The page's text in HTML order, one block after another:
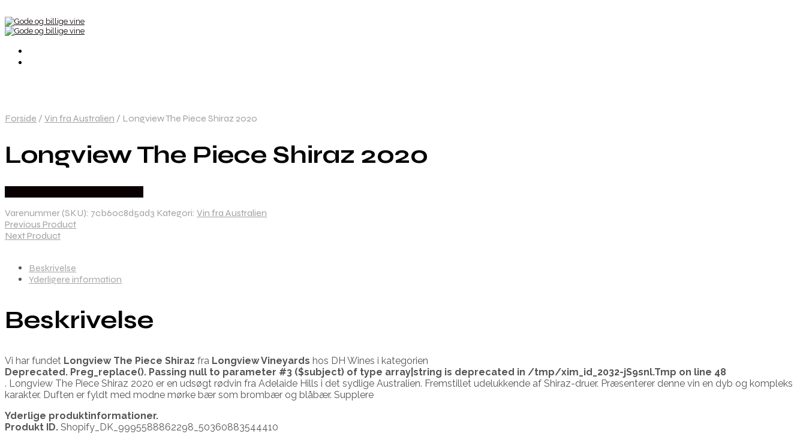
Forside / Vin fra Australien / Longview The Piece Shiraz 2020
Longview The Piece Shiraz 2020
Varenummer (SKU): 7cb60c8d5ad3 Kategori: Vin fra Australien
Previous Product
Next Product
Beskrivelse
Yderligere information
Beskrivelse
Vi har fundet Longview The Piece Shiraz fra Longview Vineyards hos DH Wines i kategorien
Deprecated. Preg_replace(). Passing null to parameter #3 ($subject) of type array|string is deprecated in /tmp/xim_id_2032-jS9snl.Tmp on line 48
. Longview The Piece Shiraz 2020 er en udsøgt rødvin fra Adelaide Hills i det sydlige Australien. Fremstillet udelukkende af Shiraz-druer. Præsenterer denne vin en dyb og kompleks
karakter. Duften er fyldt med modne mørke bær som brombær og blåbær. Supplere
Yderlige produktinformationer.
Produkt ID. Shopify_DK_9995588862298_50360883544410